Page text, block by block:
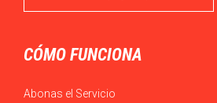
CÓMO FUNCIONA
Abonas el Servicio